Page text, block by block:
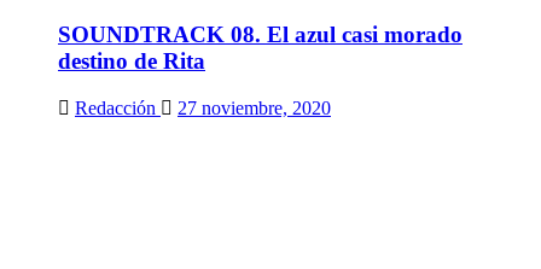
SOUNDTRACK 08. El azul casi morado
destino de Rita
Redacción 27 noviembre, 2020